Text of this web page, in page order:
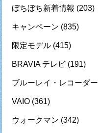
ぼちぼち新着情報 (203)
キャンペーン (835)
限定モデル (415)
BRAVIA テレビ (191)
ブルーレイ・レコーダー
VAIO (361)
ウォークマン (342)